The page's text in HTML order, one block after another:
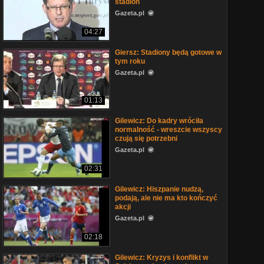
04:27
stadion
Gazeta.pl
01:13
Giersz: Stadiony będą gotowe w
tym roku
Gazeta.pl
02:31
Gilewicz: Do kadry wróciła
normalność - wreszcie wszyscy
czują się potrzebni
Gazeta.pl
02:18
Gilewicz: Hiszpanie nudzą,
podają, ale nie ma kto kończyć
akcji
Gazeta.pl
Gilewicz: Kryzys i konflikt w